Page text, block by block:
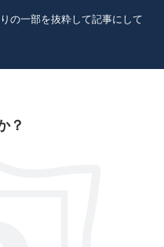
価格をつけさせてい
の一部を抜粋して記事にして
？